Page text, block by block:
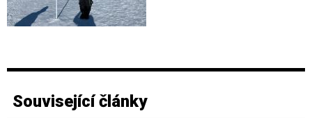
Související články